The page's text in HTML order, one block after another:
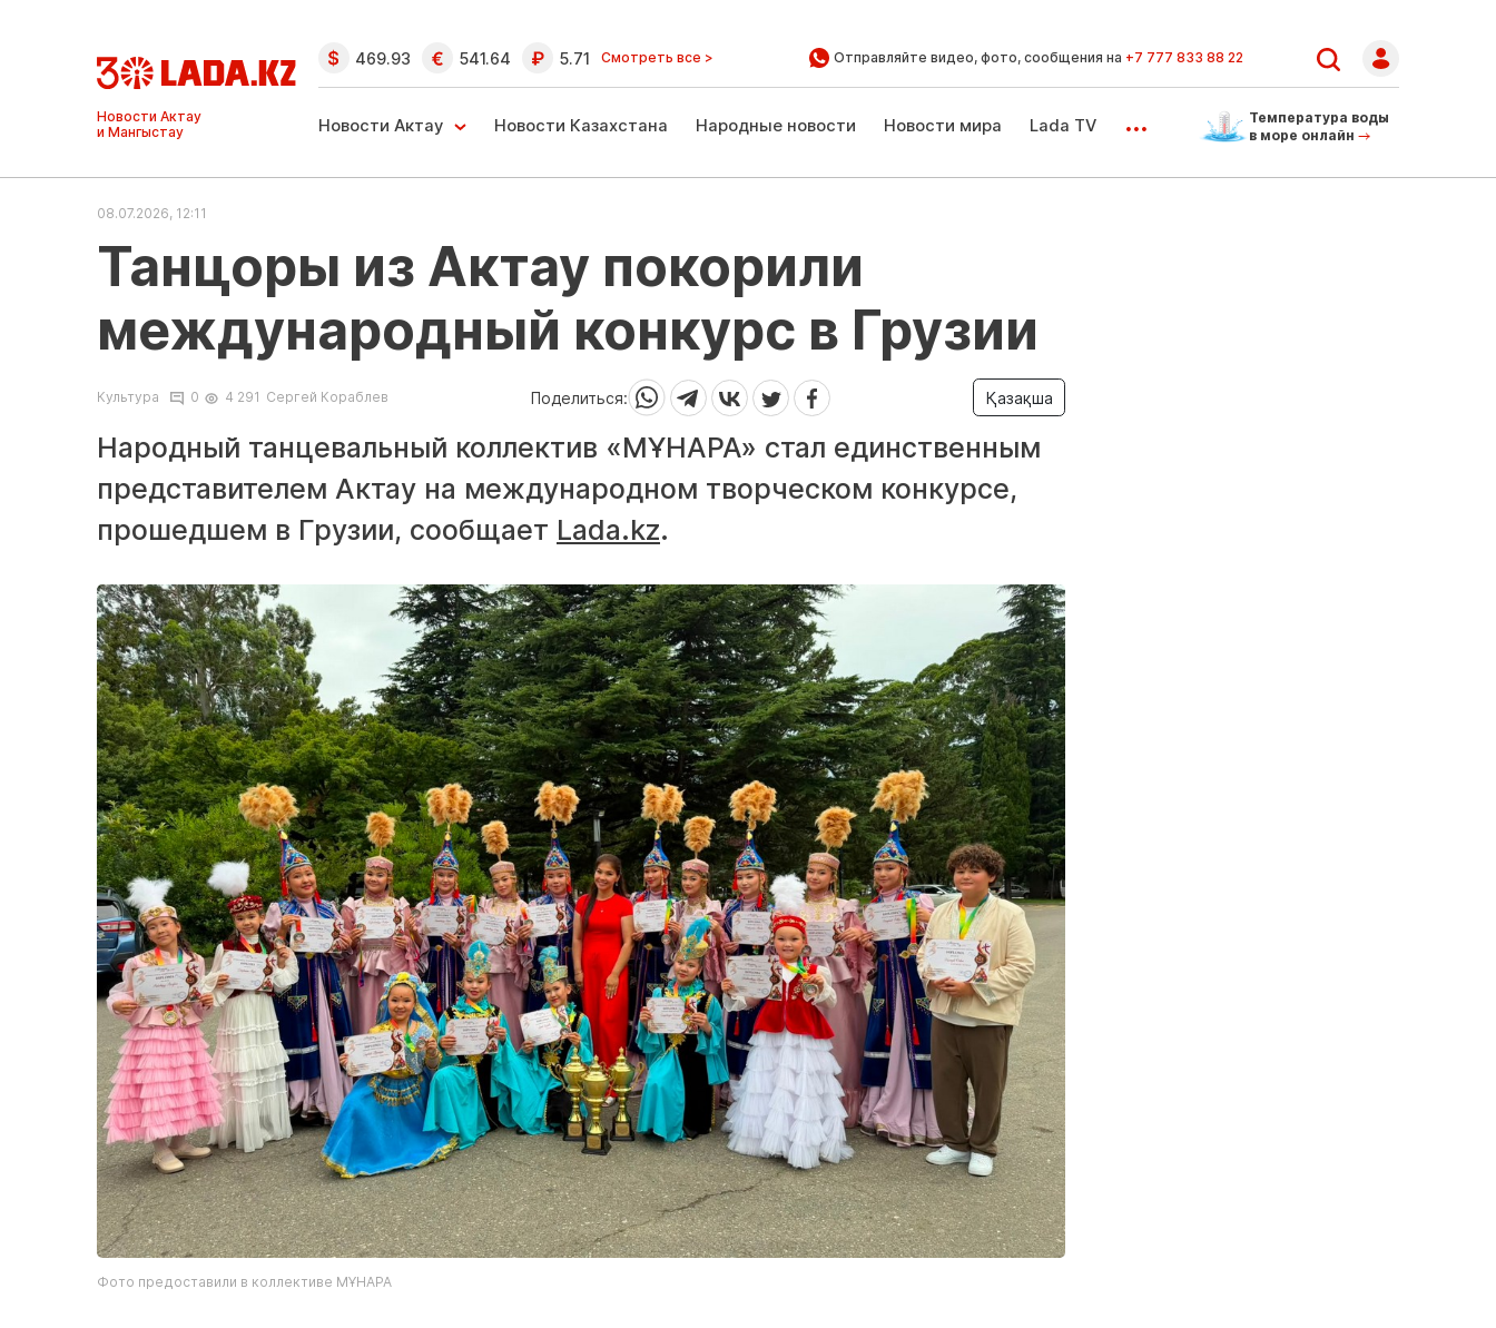
Ақтау және
Манғыстау
жаңалықтары
469.93 541.64 5.71 Смотреть все > Отправляйте видео, фото, сообщения на +7 777 833 88 22
Новости Актау Новости Казахстана Народные новости Новости мира Lada TV ...
Температура воды
в море онлайн
08.07.2026, 12:11
Танцоры из Актау покорили
международный конкурс в Грузии
Культура 0 4 291 Сергей Кораблев Поделиться: Қазақша
Народный танцевальный коллектив «МҰНАРА» стал единственным
представителем Актау на международном творческом конкурсе,
прошедшем в Грузии, сообщает Lada.kz.
Фото предоставили в коллективе МҰНАРА